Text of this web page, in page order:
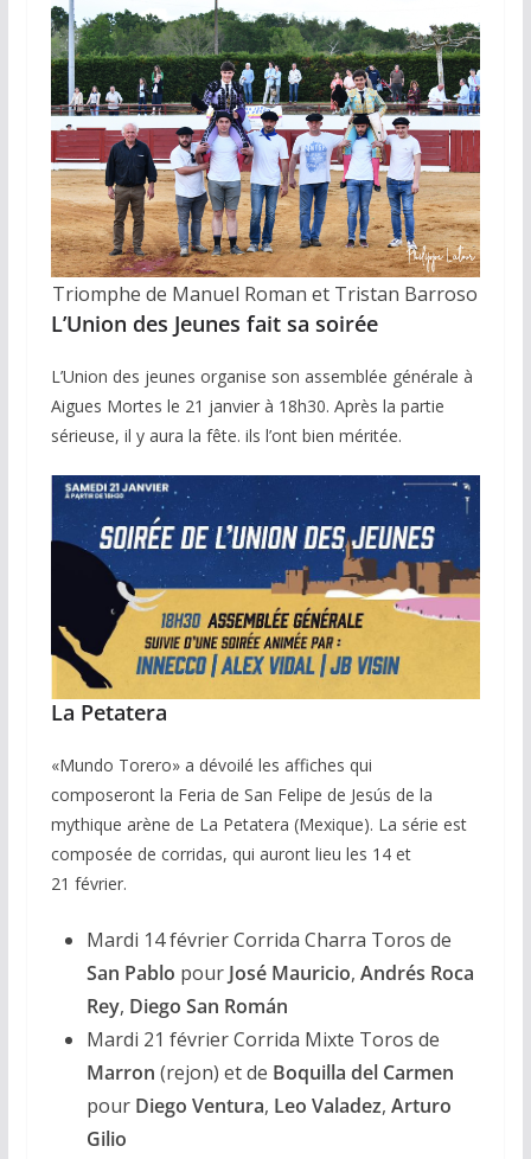
Triomphe de Manuel Roman et Tristan Barroso
L’Union des Jeunes fait sa soirée
L’Union des jeunes organise son assemblée générale à
Aigues Mortes le 21 janvier à 18h30. Après la partie
sérieuse, il y aura la fête. ils l’ont bien méritée.
La Petatera
«Mundo Torero» a dévoilé les affiches qui
composeront la Feria de San Felipe de Jesús de la
mythique arène de La Petatera (Mexique). La série est
composée de corridas, qui auront lieu les 14 et
21 février.
Mardi 14 février Corrida Charra Toros de
San Pablo pourJosé Mauricio, Andrés Roca
Rey, Diego San Román
Mardi 21 février Corrida Mixte Toros de
Marron (rejon) et de Boquilla del Carmen
pour Diego Ventura, Leo Valadez, Arturo
Gilio